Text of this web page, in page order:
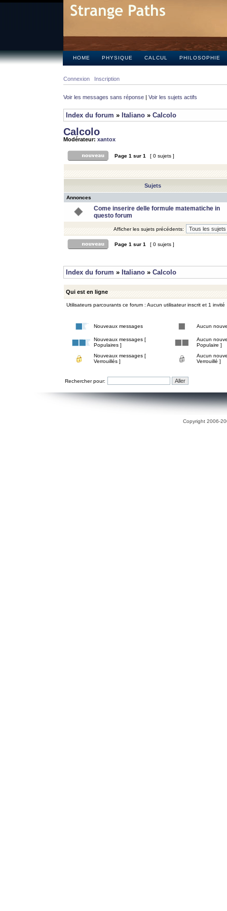
HOME PHYSIQUE CALCUL PHILOSOPHIE
Connexion Inscription
Voir les messages sans réponse | Voir les sujets actifs
Index du forum » Italiano » Calcolo
Calcolo
Modérateur: xantox
Page 1 sur 1 [ 0 sujets ]
Sujets
Annonces
Come inserire delle formule matematiche in
questo forum
Afficher les sujets précédents:
Page 1 sur 1 [ 0 sujets ]
Index du forum » Italiano » Calcolo
Qui est en ligne
Utilisateurs parcourants ce forum : Aucun utilisateur inscrit et 1 invité
Nouveaux messages Aucun
Nouveaux messages [
Populaires ]
Aucun
Populaire ]
Nouveaux messages [
Verrouillés ]
Aucun
Verrouillé ]
Rechercher pour:
Copyright 2006-